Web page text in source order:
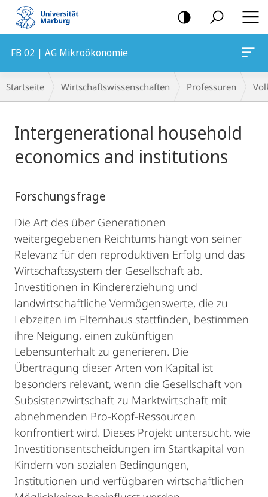
Mobile-
Navigation
FB 02 | AG Mikroökonomie
Breadcrumb-
Navigation
Startseite Wirtschaftswissenschaften Professuren
Intergenerational household
economics and institutions
Forschungsfrage
Die Art des über Generationen
weitergegebenen Reichtums hängt von seiner
Relevanz für den reproduktiven Erfolg und das
Wirtschaftssystem der Gesellschaft ab.
Investitionen in Kindererziehung und
landwirtschaftliche Vermögenswerte, die zu
Lebzeiten im Elternhaus stattfinden, bestimmen
ihre Neigung, einen zukünftigen
Lebensunterhalt zu generieren. Die
Übertragung dieser Arten von Kapital ist
besonders relevant, wenn die Gesellschaft von
Subsistenzwirtschaft zu Marktwirtschaft mit
abnehmenden Pro-Kopf-Ressourcen
konfrontiert wird. Dieses Projekt untersucht, wie
Investitionsentscheidungen im Startkapital von
Kindern von sozialen Bedingungen,
Institutionen und verfügbaren wirtschaftlichen